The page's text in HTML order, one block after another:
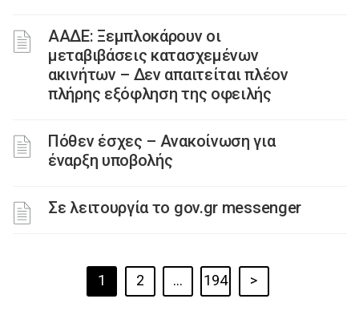
ΑΑΔΕ: Ξεμπλοκάρουν οι
μεταβιβάσεις κατασχεμένων
ακινήτων – Δεν απαιτείται πλέον
πλήρης εξόφληση της οφειλής
Πόθεν έσχες – Ανακοίνωση για
έναρξη υποβολής
Σε λειτουργία το gov.gr messenger
1 2 … 194 >